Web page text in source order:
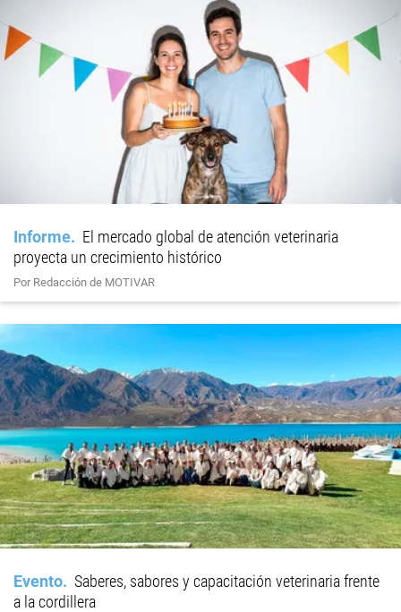
Informe
El mercado global de atención veterinaria
proyecta un crecimiento histórico
Por Redacción de MOTIVAR
Evento
Saberes, sabores y capacitación veterinaria frente
a la cordillera